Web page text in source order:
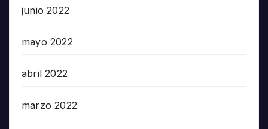
junio 2022
mayo 2022
abril 2022
marzo 2022